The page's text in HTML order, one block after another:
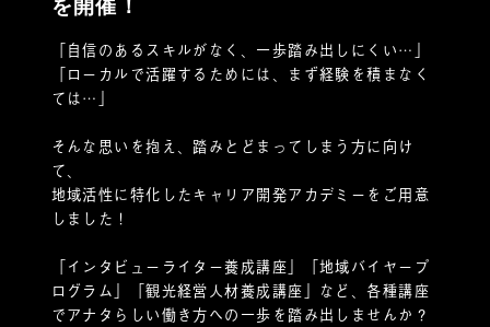
を開催！
「自信のあるスキルがなく、一歩踏み出しにくい…」
「ローカルで活躍するためには、まず経験を積まなく
ては…」
そんな思いを抱え、踏みとどまってしまう方に向け
て、
地域活性に特化したキャリア開発アカデミーをご用意
しました！
「インタビューライター養成講座」「地域バイヤープ
ログラム」「観光経営人材養成講座」など、各種講座
でアナタらしい働き方への一歩を踏み出しませんか？